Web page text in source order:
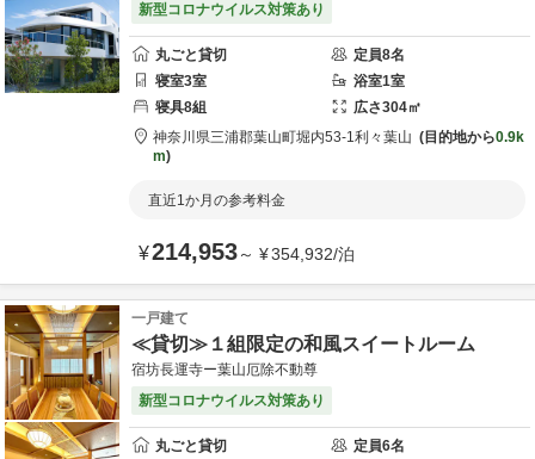
新型コロナウイルス対策あり
丸ごと貸切 定員8名
寝室3室 浴室1室
寝具8組 広さ304㎡
神奈川県三浦郡葉山町堀内53-1利々葉山 目的地から0.9k
m
直近1か月の参考料金
¥214,953～ ¥354,932/泊
一戸建て
≪貸切≫１組限定の和風スイートルーム
宿坊長運寺ー葉山厄除不動尊
新型コロナウイルス対策あり
丸ごと貸切 定員6名